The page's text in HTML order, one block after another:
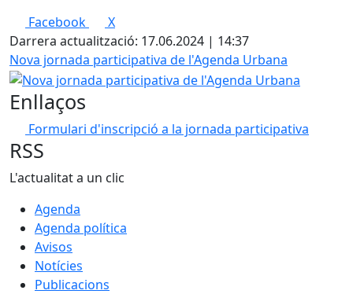
Facebook
X
Darrera actualització: 17.06.2024 | 14:37
Nova jornada participativa de l'Agenda Urbana
Enllaços
Formulari d'inscripció a la jornada participativa
RSS
L'actualitat a un clic
Agenda
Agenda política
Avisos
Notícies
Publicacions